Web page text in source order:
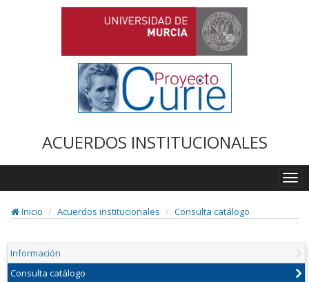
ACUERDOS INSTITUCIONALES
Inicio
Acuerdos institucionales Consulta catálogo
Información
Consulta catálogo